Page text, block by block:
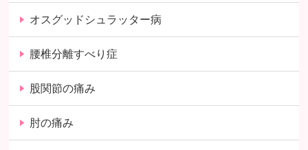
オスグッドシュラッター病
腰椎分離すべり症
股関節の痛み
肘の痛み